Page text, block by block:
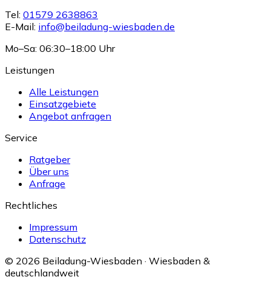
Tel: 01579 2638863
E-Mail: info@beiladung-wiesbaden.de
Mo–Sa: 06:30–18:00 Uhr
Leistungen
Alle Leistungen
Einsatzgebiete
Angebot anfragen
Service
Ratgeber
Über uns
Anfrage
Rechtliches
Impressum
Datenschutz
© 2026 Beiladung-Wiesbaden · Wiesbaden &
deutschlandweit